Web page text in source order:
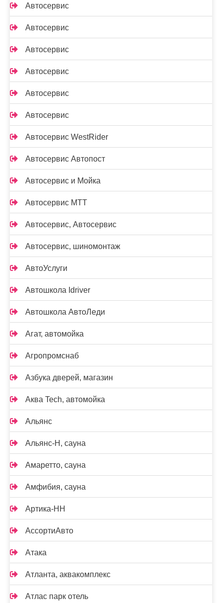
Автосервис
Автосервис
Автосервис
Автосервис
Автосервис
Автосервис
Автосервис WestRider
Автосервис Автопост
Автосервис и Мойка
Автосервис МТТ
Автосервис, Автосервис
Автосервис, шиномонтаж
АвтоУслуги
Автошкола Idriver
Автошкола АвтоЛеди
Агат, автомойка
Агропромснаб
Азбука дверей, магазин
Аква Tech, автомойка
Альянс
Альянс-Н, сауна
Амаретто, сауна
Амфибия, сауна
Артика-НН
АссортиАвто
Атака
Атланта, аквакомплекс
Атлас парк отель